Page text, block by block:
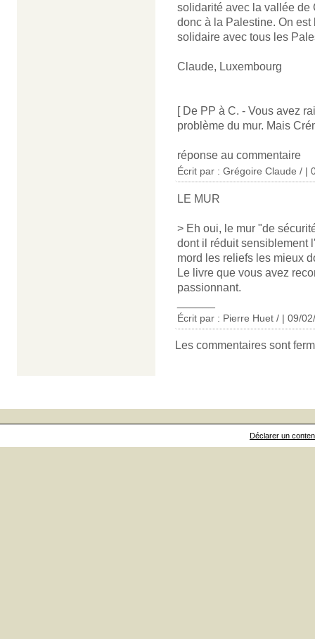
solidarité avec la vallée de
donc à la Palestine. On
solidaire avec tous les
Claude, Luxembourg
[ De PP à C. - Vous avez
problème du mur. Mais
réponse au commentaire
Écrit par : Grégoire Claude / |
LE MUR
> Eh oui, le mur "de
dont il réduit sensiblement
mord les reliefs les mieux
Le livre que vous avez
passionnant.
Écrit par : Pierre Huet / | 09/
Les commentaires sont
Déclarer un